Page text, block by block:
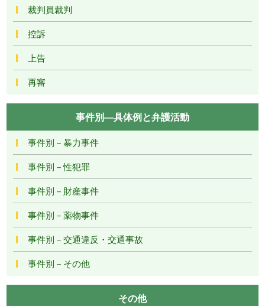
裁判員裁判
控訴
上告
再審
事件別―具体例と弁護活動
事件別－暴力事件
事件別－性犯罪
事件別－財産事件
事件別－薬物事件
事件別－交通違反・交通事故
事件別－その他
その他